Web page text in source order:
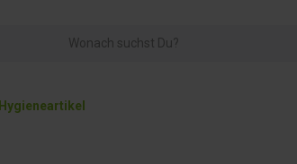
Hygieneartikel